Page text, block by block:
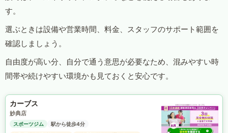
す。
選ぶときは設備や営業時間、料金、スタッフのサポート範囲を
確認しましょう。
自由度が高い分、自分で通う意思が必要なため、混みやすい時
間帯や続けやすい環境かも見ておくと安心です。
カーブス
妙典店
スポーツジム
駅から徒歩4分